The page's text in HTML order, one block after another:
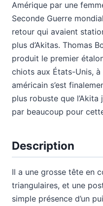
Amérique par une
Seconde Guerre
retour qui avaient
plus d’Akitas. Thomas
produit le premier
chiots aux États-Unis, à
américain s’est
plus robuste que
par beaucoup pour
Description
Il a une grosse tête en
triangulaires, et une
simple présence d’un